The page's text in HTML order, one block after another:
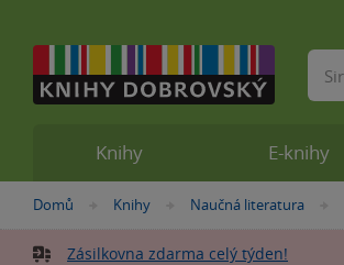
Nacházíte
zde:
Domů »
Knihy »
Naučná literatura
Zásilkovna zdarma celý týden!
Knihy E-knihy